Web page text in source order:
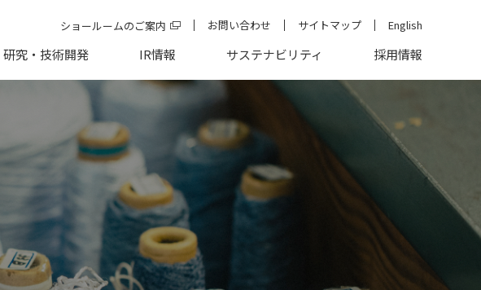
ショールームのご案内 お問い合わせ サイトマップ English
研究・技術開発 IR情報 サステナビリティ 採用情報